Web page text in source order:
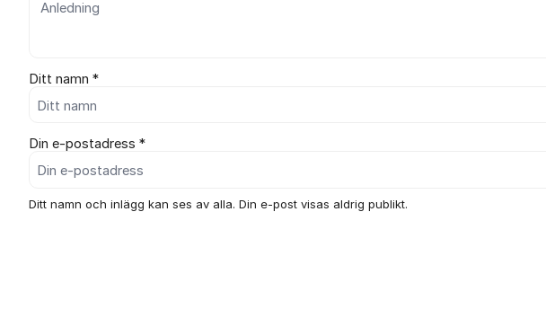
Ditt namn *
Din e-postadress *
Ditt namn och inlägg kan ses av alla. Din e-post visas aldrig publikt.